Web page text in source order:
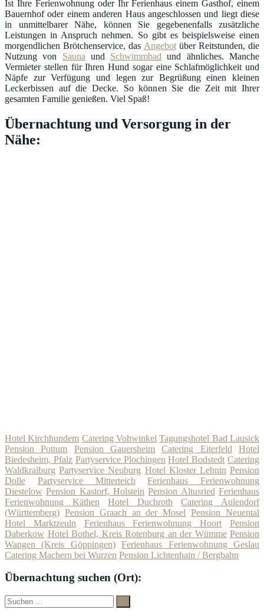
Ist Ihre Ferienwohnung oder Ihr Ferienhaus einem Gasthof, einem
Bauernhof oder einem anderen Haus angeschlossen und liegt diese
in unmittelbarer Nähe, können Sie gegebenenfalls zusätzliche
Leistungen in Anspruch nehmen. So gibt es beispielsweise einen
morgendlichen Brötchenservice, das Angebotüber Reitstunden, die
Nutzung von Sauna und Schwimmbad und ähnliches. Manche
Vermieter stellen für Ihren Hund sogar eine Schlafmöglichkeit und
Näpfe zur Verfügung und legen zur Begrüßung einen kleinen
Leckerbissen auf die Decke. So können Sie die Zeit mit Ihrer
gesamten Familie genießen. Viel Spaß!
Übernachtung und Versorgung in der
Nähe:
Hotel Kirchhundem Catering Vohwinkel Tagungshotel Bad Lausick
Pension Pottum
Pension Gauersheim Catering Eiterfeld
Hotel
Biedesheim, Pfalz Partyservice Plochingen Hotel Bodstedt Catering
Waldkraiburg Partyservice Neuburg Hotel Kloster Lehnin Pension
Dolle
Partyservice Mitterteich
Ferienhaus Ferienwohnung
Diestelow Pension Kastorf, Holstein Pension Altusried Ferienhaus
Ferienwohnung Käthen
Hotel Duchroth
Catering Aulendorf
(Württemberg) Pension Graach an der Mosel Pension Neuental
Hotel Marktzeuln
Ferienhaus Ferienwohnung Hoort
Pension
Daberkow Hotel Bothel, Kreis Rotenburg an der Wümme Pension
Wangen (Kreis Göppingen)
Ferienhaus Ferienwohnung Geslau
Catering Machern bei Wurzen Pension Lichtenhain / Bergbahn
Übernachtung suchen (Ort):
Suche
nach:
Suchen